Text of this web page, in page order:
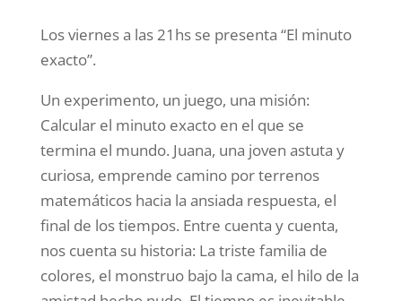
Los viernes a las 21hs se presenta “El minuto
exacto”.
Un experimento, un juego, una misión:
Calcular el minuto exacto en el que se
termina el mundo. Juana, una joven astuta y
curiosa, emprende camino por terrenos
matemáticos hacia la ansiada respuesta, el
final de los tiempos. Entre cuenta y cuenta,
nos cuenta su historia: La triste familia de
colores, el monstruo bajo la cama, el hilo de la